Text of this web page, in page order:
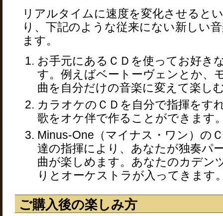
リアルタイムに速度を変化させると
り、下記のような従来にない新しい
ます。
お手元にあるＣＤを使ってお好き
す。例えばベートーヴェンとか、
曲を自分だけの音楽に変えて楽し
カラオケのＣＤを自分で指揮をす
歌をオケ伴で作ることができます
Minus-One（マイナス・ワン）の
達の指揮により、あなたが独奏パ
曲が楽しめます。あなたのカデン
りとオーケストラが入ってきます
ご購入後の楽しみ方